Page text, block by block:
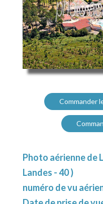
Commander
Photo aérienne de
Landes - 40 )
numéro de vu